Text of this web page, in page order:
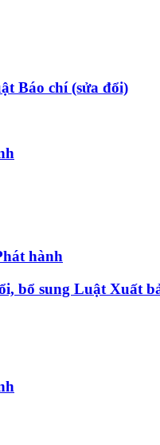
Báo chí (sửa đổi)
hành
bổ sung Luật Xuất